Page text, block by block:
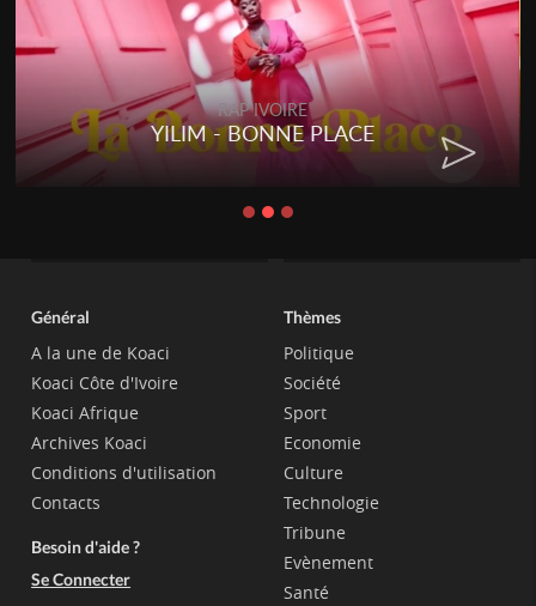
RAP IVOIRE
YILIM - BONNE PLACE
Général
A la une de Koaci
Koaci Côte d'Ivoire
Koaci Afrique
Archives Koaci
Conditions d'utilisation
Contacts
Besoin d'aide ?
Se Connecter
Thèmes
Politique
Société
Sport
Economie
Culture
Technologie
Tribune
Evènement
Santé